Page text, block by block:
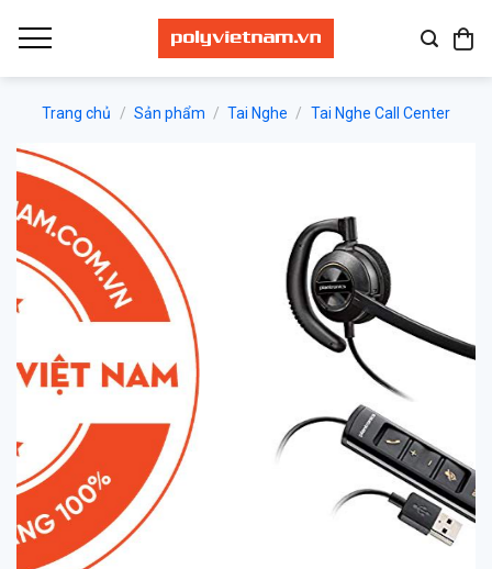
qua
Trang chủ / Sản phẩm / Tai Nghe / Tai Nghe Call Center